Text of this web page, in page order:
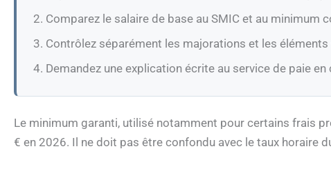
Comparez le salaire de base au SMIC et au minimum
Contrôlez séparément les majorations et les éléments
Demandez une explication écrite au service de paie en
Le minimum garanti, utilisé notamment pour certains frais
€ en 2026. Il ne doit pas être confondu avec le taux horaire